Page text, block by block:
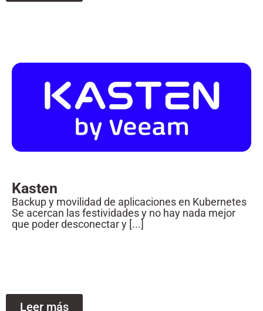
Kasten
Backup y movilidad de aplicaciones en Kubernetes
Se acercan las festividades y no hay nada mejor
que poder desconectar y [...]
Leer más